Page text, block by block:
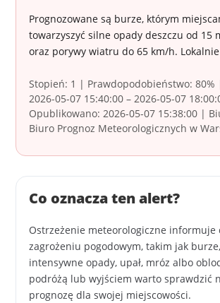
Prognozowane są burze, którym
towarzyszyć silne opady deszczu od 15
oraz porywy wiatru do 65 km/h.
Stopień: 1 | Prawdopodobieństwo:
2026-05-07 15:40:00 – 2026-05-07
Opublikowano: 2026-05-07 15:38:00 |
Biuro Prognoz Meteorologicznych w
Co oznacza ten alert?
Ostrzeżenie meteorologiczne informuje
zagrożeniu pogodowym, takim jak
intensywne opady, upał, mróz albo
podróżą lub wyjściem warto sprawdzić
prognozę dla swojej miejscowości.